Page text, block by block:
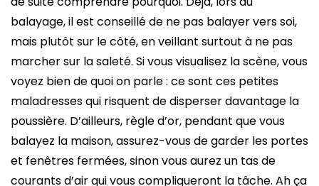
balayage, il est conseillé de ne pas balayer vers soi,
mais plutôt sur le côté, en veillant surtout à ne pas
marcher sur la saleté. Si vous visualisez la scène, vous
voyez bien de quoi on parle : ce sont ces petites
maladresses qui risquent de disperser davantage la
poussière. D’ailleurs, règle d’or, pendant que vous
balayez la maison, assurez-vous de garder les portes
et fenêtres fermées, sinon vous aurez un tas de
courants d’air qui vous compliqueront la tâche. Ah ça